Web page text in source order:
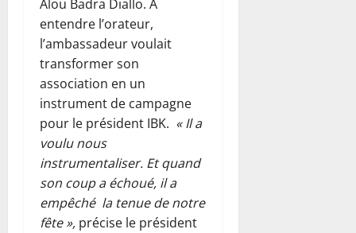
Alou Badra Diallo. A
entendre l’orateur,
l’ambassadeur voulait
transformer son
association en un
instrument de campagne
pour le président IBK. « Il a
voulu nous
instrumentaliser. Et quand
son coup a échoué, il a
empêché la tenue de notre
fête », précise le président